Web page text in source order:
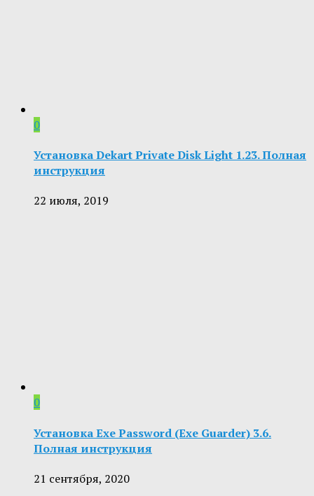
0
Установка Dekart Private Disk Light 1.23. Полная
инструкция
22 июля, 2019
0
Установка Exe Password (Exe Guarder) 3.6.
Полная инструкция
21 сентября, 2020